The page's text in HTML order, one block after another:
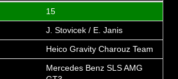
15
J. Stovicek / E. Janis
Heico Gravity Charouz Team
Mercedes Benz SLS AMG